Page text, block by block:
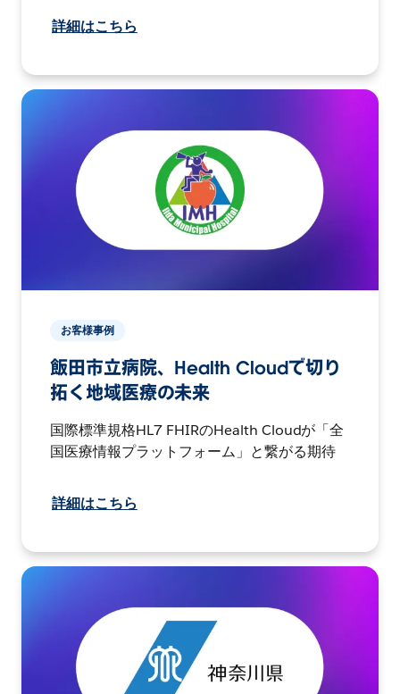
詳細はこちら
お客様事例
飯田市立病院、Health Cloudで切り
拓く地域医療の未来
国際標準規格HL7 FHIRのHealth Cloudが「全
国医療情報プラットフォーム」と繋がる期待
詳細はこちら